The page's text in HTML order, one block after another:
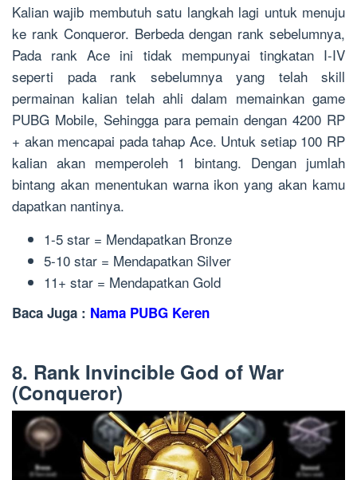
Kalian wajib membutuh satu langkah lagi untuk menuju
ke rank Conqueror. Berbeda dengan rank sebelumnya,
Pada rank Ace ini tidak mempunyai tingkatan I-IV
seperti pada rank sebelumnya yang telah skill
permainan kalian telah ahli dalam memainkan game
PUBG Mobile, Sehingga para pemain dengan 4200 RP
+ akan mencapai pada tahap Ace. Untuk setiap 100 RP
kalian akan memperoleh 1 bintang. Dengan jumlah
bintang akan menentukan warna ikon yang akan kamu
dapatkan nantinya.
1-5 star = Mendapatkan Bronze
5-10 star = Mendapatkan Silver
11+ star = Mendapatkan Gold
Baca Juga : Nama PUBG Keren
8. Rank Invincible God of War
(Conqueror)